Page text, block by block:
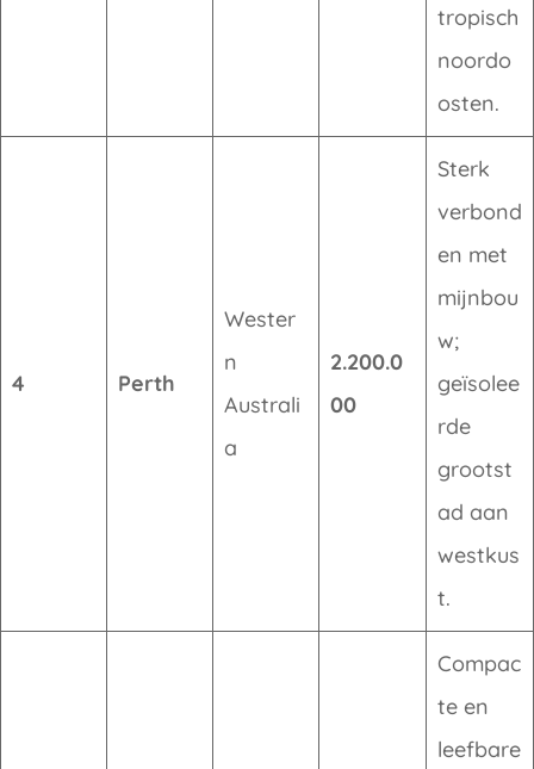
tropisch
noordo
osten.
4 Perth
Wester
n
Australi
a
2.200.0
00
Sterk
verbond
en met
mijnbou
w;
geïsolee
rde
grootst
ad aan
westkus
t.
Compac
te en
leefbare